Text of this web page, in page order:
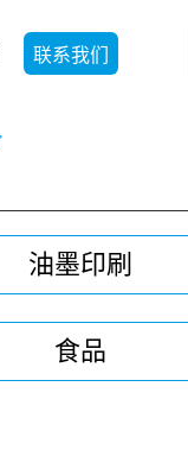
联系我们
油墨印刷
食品